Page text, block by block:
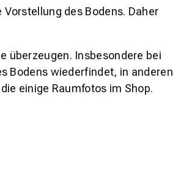
des Bodens. Daher
überzeugen. Insbesondere bei
Bodens wiederfindet, in anderen
einige Raumfotos im Shop.